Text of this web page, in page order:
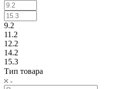
9.2
11.2
12.2
14.2
15.3
Тип товара